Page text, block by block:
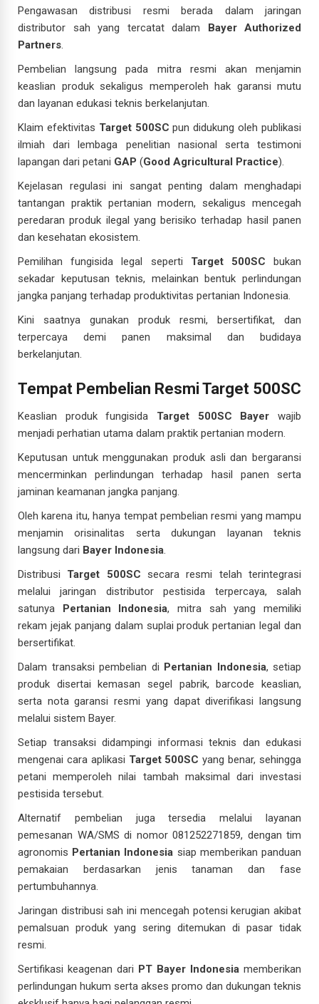
Pengawasan distribusi resmi berada dalam jaringan
distributor sah yang tercatat dalam
Bayer Authorized
Partners.
Pembelian langsung pada mitra resmi akan menjamin
keaslian produk sekaligus memperoleh hak garansi mutu
dan layanan edukasi teknis berkelanjutan.
Klaim efektivitas Target 500SC pun didukung oleh publikasi
ilmiah dari lembaga penelitian nasional serta testimoni
lapangan dari petani GAP (Good Agricultural Practice).
Kejelasan regulasi ini sangat penting dalam menghadapi
tantangan praktik pertanian modern, sekaligus mencegah
peredaran produk ilegal yang berisiko terhadap hasil panen
dan kesehatan ekosistem.
Pemilihan fungisida legal seperti Target 500SC bukan
sekadar keputusan teknis, melainkan bentuk perlindungan
jangka panjang terhadap produktivitas pertanian Indonesia.
Kini saatnya gunakan produk resmi, bersertifikat, dan
terpercaya demi panen maksimal dan budidaya
berkelanjutan.
Tempat Pembelian Resmi Target 500SC
Keaslian produk fungisida Target 500SC Bayer wajib
menjadi perhatian utama dalam praktik pertanian modern.
Keputusan untuk menggunakan produk asli dan bergaransi
mencerminkan perlindungan terhadap hasil panen serta
jaminan keamanan jangka panjang.
Oleh karena itu, hanya tempat pembelian resmi yang mampu
menjamin orisinalitas serta dukungan layanan teknis
langsung dari Bayer Indonesia.
Distribusi Target 500SCsecara resmi telah terintegrasi
melalui jaringan distributor pestisida terpercaya, salah
satunya
Pertanian Indonesia, mitra sah yang memiliki
rekam jejak panjang dalam suplai produk pertanian legal dan
bersertifikat.
Dalam transaksi pembelian di Pertanian Indonesia, setiap
produk disertai kemasan segel pabrik, barcode keaslian,
serta nota garansi resmi yang dapat diverifikasi langsung
melalui sistem Bayer.
Setiap transaksi didampingi informasi teknis dan edukasi
mengenai cara aplikasi Target 500SC yang benar, sehingga
petani memperoleh nilai tambah maksimal dari investasi
pestisida tersebut.
Alternatif pembelian juga tersedia melalui layanan
pemesanan WA/SMS di nomor 081252271859, dengan tim
agronomis Pertanian Indonesia siap memberikan panduan
pemakaian berdasarkan jenis tanaman dan fase
pertumbuhannya.
Jaringan distribusi sah ini mencegah potensi kerugian akibat
pemalsuan produk yang sering ditemukan di pasar tidak
resmi.
Sertifikasi keagenan dari PT Bayer Indonesia memberikan
perlindungan hukum serta akses promo dan dukungan teknis